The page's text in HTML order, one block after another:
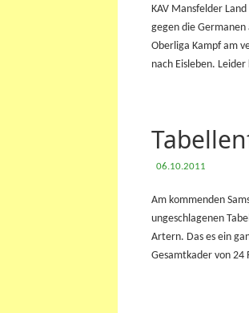
KAV Mansfelder
gegen die
Oberliga Kampf am
nach Eisleben.
06.10.2011
Am kommenden
ungeschlagenen
Artern. Das es ein
Gesamtkader von 24